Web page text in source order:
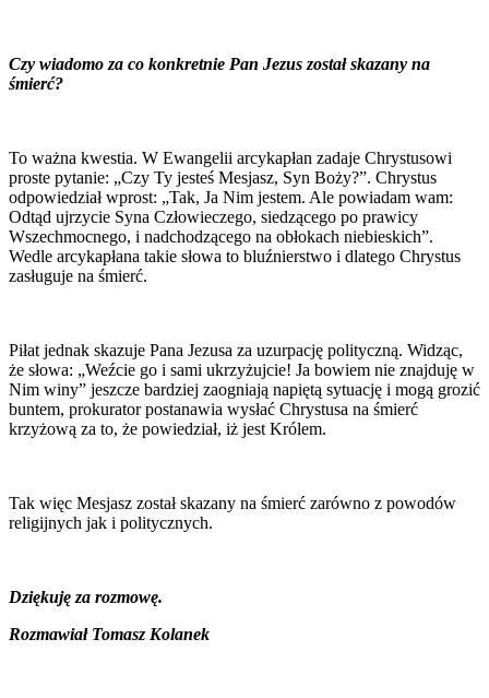
Czy wiadomo za co konkretnie Pan Jezus został skazany na
śmierć?
To ważna kwestia. W Ewangelii arcykapłan zadaje Chrystusowi
proste pytanie: „Czy Ty jesteś Mesjasz, Syn Boży?”. Chrystus
odpowiedział wprost: „Tak, Ja Nim jestem. Ale powiadam wam:
Odtąd ujrzycie Syna Człowieczego, siedzącego po prawicy
Wszechmocnego, i nadchodzącego na obłokach niebieskich”.
Wedle arcykapłana takie słowa to bluźnierstwo i dlatego Chrystus
zasługuje na śmierć.
Piłat jednak skazuje Pana Jezusa za uzurpację polityczną. Widząc,
że słowa: „Weźcie go i sami ukrzyżujcie! Ja bowiem nie znajduję w
Nim winy” jeszcze bardziej zaogniają napiętą sytuację i mogą grozić
buntem, prokurator postanawia wysłać Chrystusa na śmierć
krzyżową za to, że powiedział, iż jest Królem.
Tak więc Mesjasz został skazany na śmierć zarówno z powodów
religijnych jak i politycznych.
Dziękuję za rozmowę.
Rozmawiał Tomasz Kolanek